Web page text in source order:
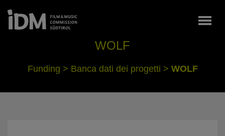
WOLF
Funding > Banca dati dei progetti > WOLF